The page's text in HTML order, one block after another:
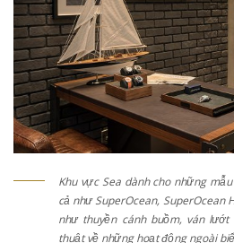
Khu vực Sea dành cho những
cả như SuperOcean,
như thuyền cánh buồm, ván
thuật về những hoạt động ngoài